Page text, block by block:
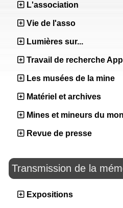
L'association
Vie de l'asso
Lumières sur...
Travail de recherche
Les musées de la mine
Matériel et archives
Mines et mineurs du
Revue de presse
Transmission de la
Expositions